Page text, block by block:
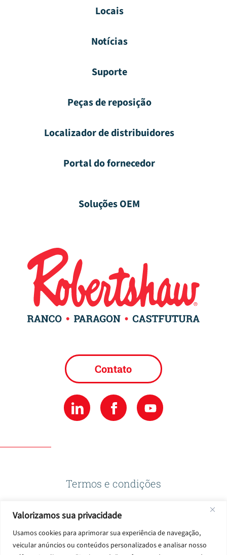
Valorizamos sua privacidade
Usamos cookies para aprimorar sua experiência de navegação,
veicular anúncios ou conteúdos personalizados e analisar nosso
Locais
Notícias
Suporte
Peças de reposição
Localizador de distribuidores
Portal do fornecedor
Soluções OEM
Contato
Termos e condições
Política de privacidade